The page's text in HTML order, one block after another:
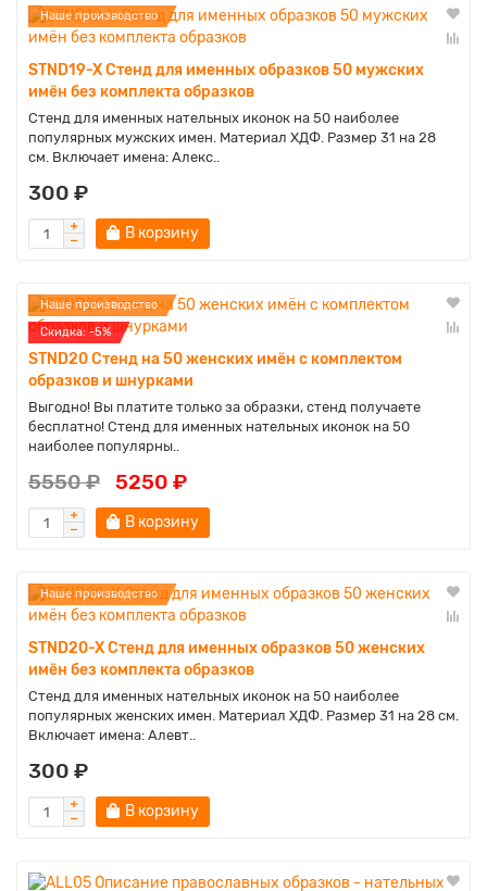
Наше производство
STND19-X Стенд для именных образков 50 мужских
имён без комплекта образков
Стенд для именных нательных иконок на 50 наиболее
популярных мужских имен. Материал ХДФ. Размер 31 на 28
см. Включает имена: Алекс..
300 ₽
В корзину
Наше производство
Cкидка: -5%
STND20 Стенд на 50 женских имён с комплектом
образков и шнурками
Выгодно! Вы платите только за образки, стенд получаете
бесплатно! Стенд для именных нательных иконок на 50
наиболее популярны..
5550 ₽ 5250 ₽
В корзину
Наше производство
STND20-X Стенд для именных образков 50 женских
имён без комплекта образков
Стенд для именных нательных иконок на 50 наиболее
популярных женских имен. Материал ХДФ. Размер 31 на 28 см.
Включает имена: Алевт..
300 ₽
В корзину